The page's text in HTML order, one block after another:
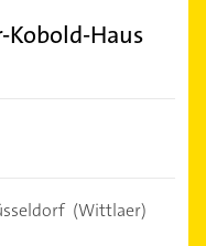
Haus
(Wittlaer)